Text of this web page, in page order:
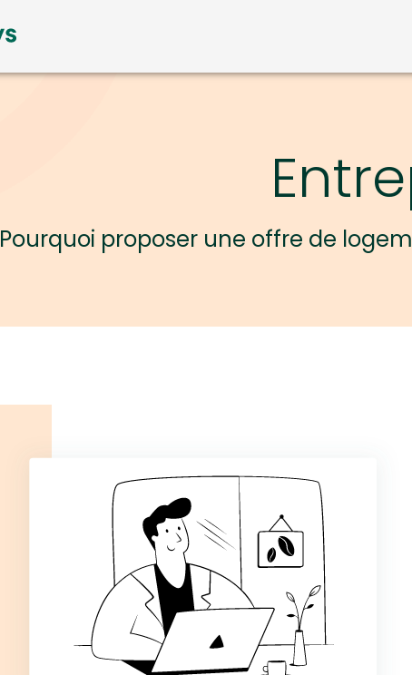
Pourquoi proposer une offre de